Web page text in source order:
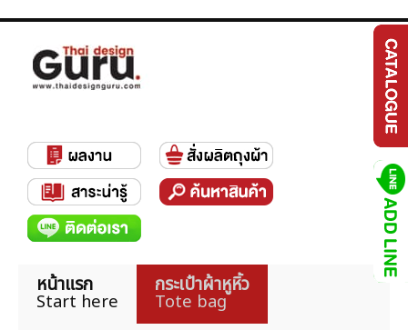
หน้าแรก
Start here
กระเป๋าผ้าหูหิ้ว
Tote bag